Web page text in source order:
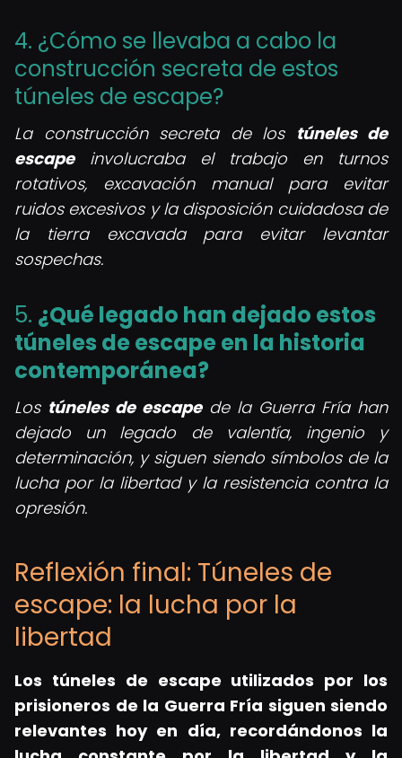
4. ¿Cómo se llevaba a cabo la
construcción secreta de estos
túneles de escape?
La construcción secreta de los túneles de
escapeinvolucraba el trabajo en turnos
rotativos, excavación manual para evitar
ruidos excesivos y la disposición cuidadosa de
la tierra excavada para evitar levantar
sospechas.
5. ¿Qué legado han dejado estos
túneles de escape en la historia
contemporánea?
Los túneles de escapede la Guerra Fría han
dejado un legado de valentía, ingenio y
determinación, y siguen siendo símbolos de la
lucha por la libertad y la resistencia contra la
opresión.
Reflexión final: Túneles de
escape: la lucha por la
libertad
Los túneles de escape utilizados por los
prisioneros de la Guerra Fría siguen siendo
relevantes hoy en día, recordándonos la